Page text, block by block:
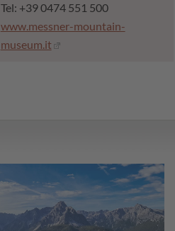
Tel: +39 0474 551 500
www.messner-mountain-
museum.it